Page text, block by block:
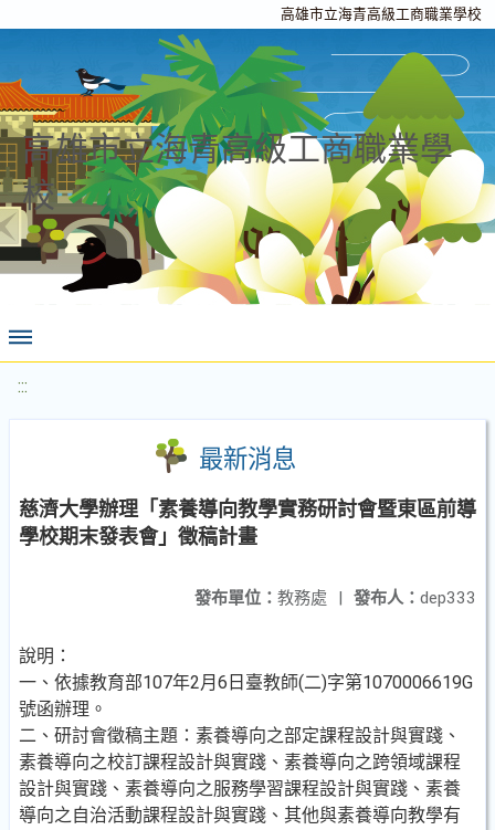
高雄市立海青高級工商職業學校
高雄市立海青高級工商職業學
校
:::
最新消息
慈濟大學辦理「素養導向教學實務研討會暨東區前導
學校期末發表會」徵稿計畫
發布人： dep333
發布單位： 教務處 |
說明：
一、依據教育部107年2月6日臺教師(二)字第1070006619G
號函辦理。
二、研討會徵稿主題：素養導向之部定課程設計與實踐、
素養導向之校訂課程設計與實踐、素養導向之跨領域課程
設計與實踐、素養導向之服務學習課程設計與實踐、素養
導向之自治活動課程設計與實踐、其他與素養導向教學有